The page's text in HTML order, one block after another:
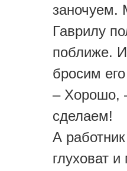
заночуем.
Гаврилу
поближе.
бросим
– Хорошо,
сделаем!
А
глуховат